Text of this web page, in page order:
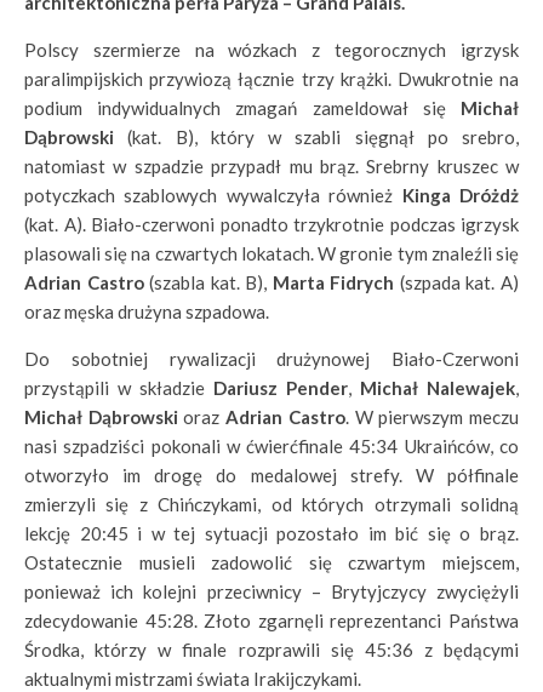
Polscy szermierze na wózkach z tegorocznych igrzysk
paralimpijskich przywiozą łącznie trzy krążki. Dwukrotnie na
podium indywidualnych zmagań zameldował się Michał
Dąbrowski (kat. B), który w szabli sięgnął po srebro,
natomiast w szpadzie przypadł mu brąz. Srebrny kruszec w
potyczkach szablowych wywalczyła również Kinga Dróżdż
(kat. A). Biało-czerwoni ponadto trzykrotnie podczas igrzysk
plasowali się na czwartych lokatach. W gronie tym znaleźli się
Adrian Castro(szabla kat. B), Marta Fidrych (szpada kat. A)
oraz męska drużyna szpadowa.
Do sobotniej rywalizacji drużynowej Biało-Czerwoni
przystąpili w składzie Dariusz Pender, Michał Nalewajek,
Michał Dąbrowski oraz Adrian Castro. W pierwszym meczu
nasi szpadziści pokonali w ćwierćfinale 45:34 Ukraińców, co
otworzyło im drogę do medalowej strefy. W półfinale
zmierzyli się z Chińczykami, od których otrzymali solidną
lekcję 20:45 i w tej sytuacji pozostało im bić się o brąz.
Ostatecznie musieli zadowolić się czwartym miejscem,
ponieważ ich kolejni przeciwnicy – Brytyjczycy zwyciężyli
zdecydowanie 45:28. Złoto zgarnęli reprezentanci Państwa
Środka, którzy w finale rozprawili się 45:36 z będącymi
aktualnymi mistrzami świata Irakijczykami.